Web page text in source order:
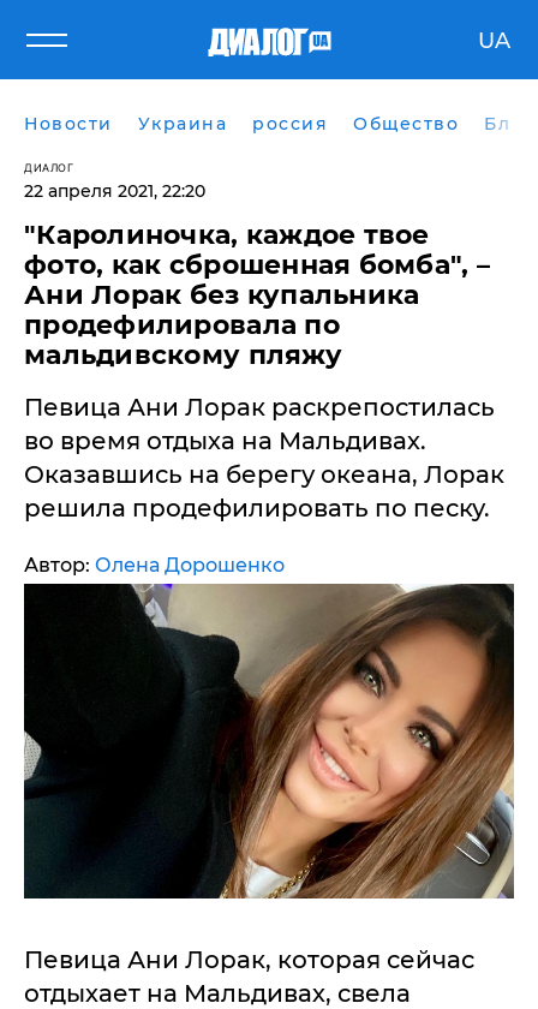
UA
Новости Украина россия Общество
ДИАЛОГ
22 апреля 2021, 22:20
"Каролиночка, каждое твое
фото, как сброшенная бомба", –
Ани Лорак без купальника
продефилировала по
мальдивскому пляжу
Певица Ани Лорак раскрепостилась
во время отдыха на Мальдивах.
Оказавшись на берегу океана, Лорак
решила продефилировать по песку.
Автор: Олена Дорошенко
Певица Ани Лорак, которая сейчас
отдыхает на Мальдивах, свела